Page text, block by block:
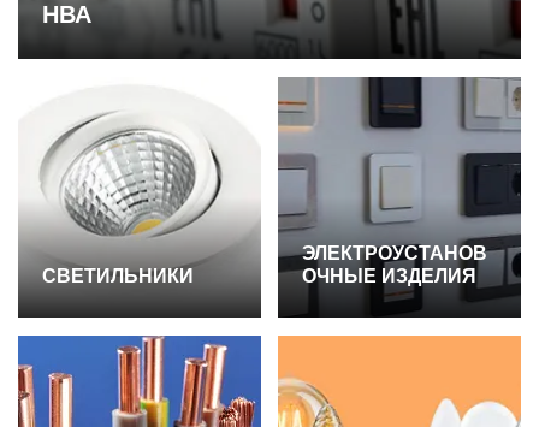
НВА
СВЕТИЛЬНИКИ
ЭЛЕКТРОУСТАНОВ
ОЧНЫЕ ИЗДЕЛИЯ